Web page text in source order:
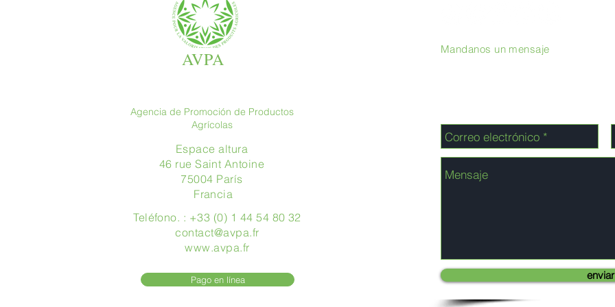
AVPA
Agencia de Promoción de Productos
Agrícolas
Espace altura
46 rue Saint Antoine
75004 París
​ Francia
Teléfono. : +33 (0) 1 44 54 80 32
contact@avpa.fr
www.avpa.fr
Pago en línea
Mandanos un mensaje